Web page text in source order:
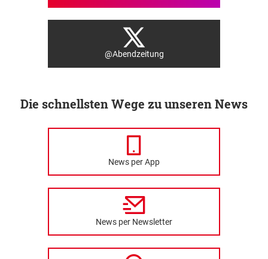
@Abendzeitung
Die schnellsten Wege zu unseren News
News per App
News per Newsletter